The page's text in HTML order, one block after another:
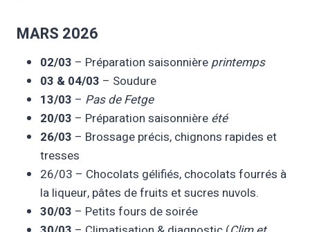
MARS 2026
02/03 – Préparation saisonnière printemps
03 & 04/03 – Soudure
13/03 – Pas de Fetge
20/03 – Préparation saisonnière été
26/03 – Brossage précis, chignons rapides et
tresses
26/03 – Chocolats gélifiés, chocolats fourrés à
la liqueur, pâtes de fruits et sucres nuvols.
30/03 – Petits fours de soirée